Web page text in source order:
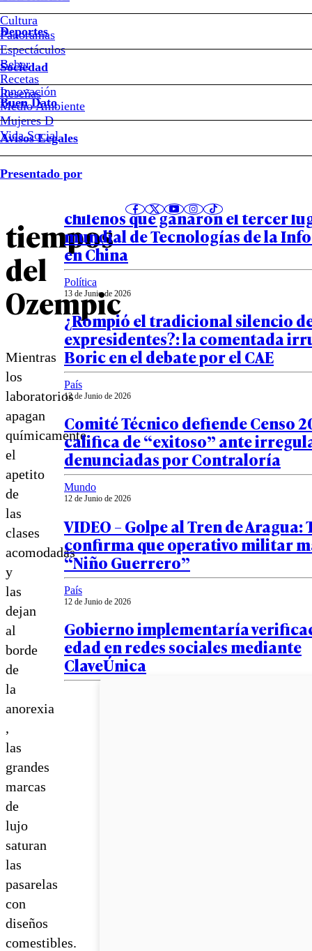
Cultura
Panoramas
Espectáculos
Beber
Recetas
Reseñas
Deportes
Sociedad
Innovación
Medio Ambiente
Mujeres D
Vida Social
Buen Dato
Avisos Legales
Presentado por
ironía
del
apetito:
la
moda
tiempos
del
Ozempic
Mientras
los
laboratorios
apagan
químicamente
el
apetito
de
las
clases
acomodadas
y
las
dejan
al
borde
de
la
anorexia
,
las
grandes
marcas
de
lujo
saturan
las
pasarelas
con
diseños
comestibles.
Notas relacionadas
13 de Junio de 2026
Entre más de 220 mil
chilenos que ganaron el tercer
mundial de Tecnologías de la
en China
Política
13 de Junio de 2026
¿Rompió el tradicional silencio
expresidentes?: la comentada
Boric en el debate por el CAE
País
12 de Junio de 2026
Comité Técnico defiende Censo
califica de “exitoso” ante
denunciadas por Contraloría
Mundo
12 de Junio de 2026
VIDEO – Golpe al Tren de Aragua:
confirma que operativo militar
“Niño Guerrero”
País
12 de Junio de 2026
Gobierno implementaría
edad en redes sociales mediante
ClaveÚnica